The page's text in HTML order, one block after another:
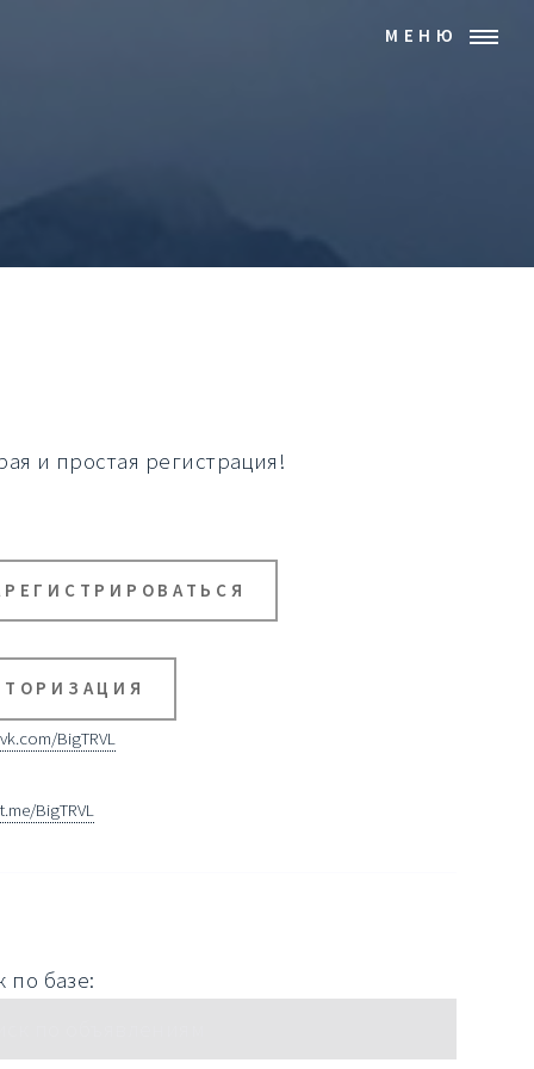
МЕНЮ
и простая регистрация!
vk.com/BigTRVL
t.me/BigTRVL
по базе: